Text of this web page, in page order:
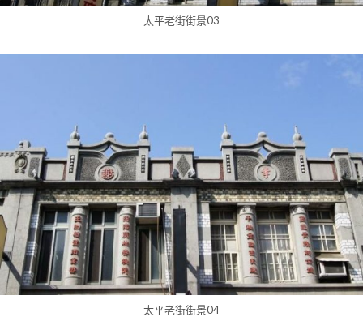
太平老街街景03
太平老街街景04